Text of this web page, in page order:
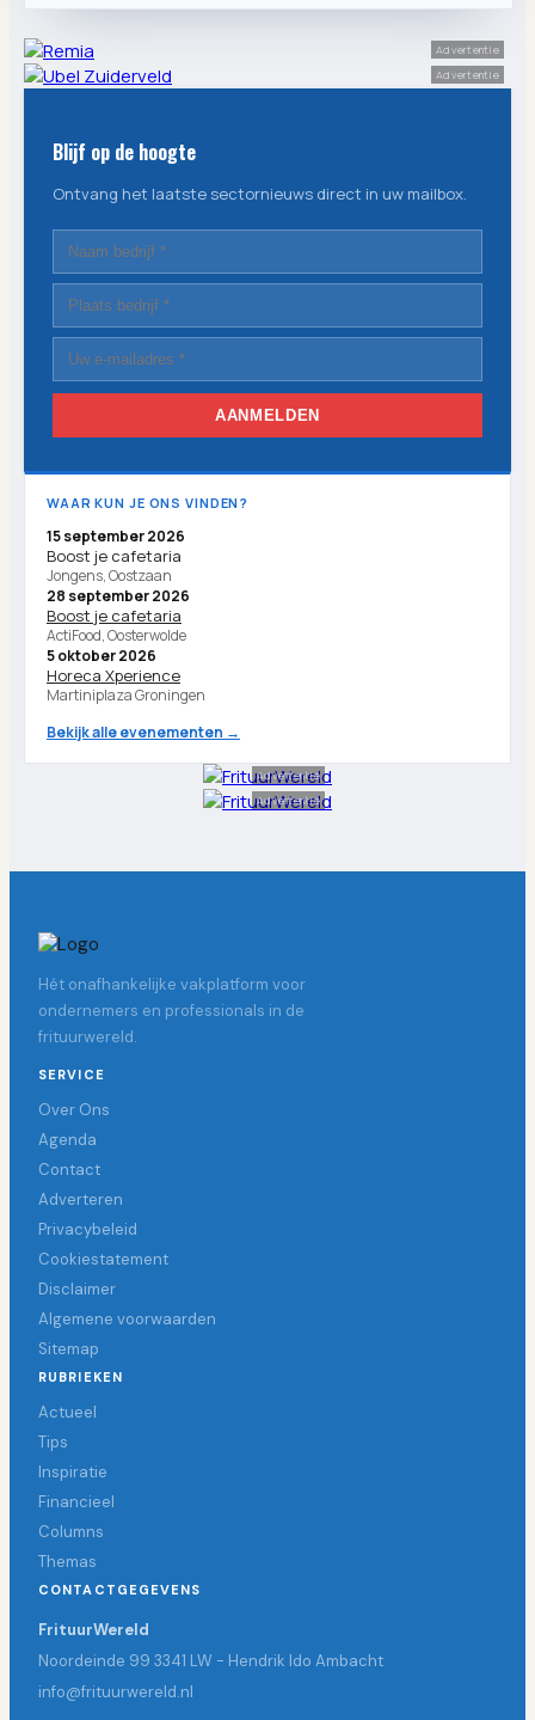
Advertentie
Advertentie
Blijf op de hoogte
Ontvang het laatste sectornieuws direct in uw mailbox.
AANMELDEN
WAAR KUN JE ONS VINDEN?
15 september 2026
Boost je cafetaria
Jongens, Oostzaan
28 september 2026
Boost je cafetaria
ActiFood, Oosterwolde
5 oktober 2026
Horeca Xperience
Martiniplaza Groningen
Bekijk alle evenementen →
Advertentie
Advertentie
Hét onafhankelijke vakplatform voor
ondernemers en professionals in de
frituurwereld.
SERVICE
Over Ons
Agenda
Contact
Adverteren
Privacybeleid
Cookiestatement
Disclaimer
Algemene voorwaarden
Sitemap
RUBRIEKEN
Actueel
Tips
Inspiratie
Financieel
Columns
Themas
CONTACTGEGEVENS
FrituurWereld
Noordeinde 99 3341 LW - Hendrik Ido Ambacht
info@frituurwereld.nl